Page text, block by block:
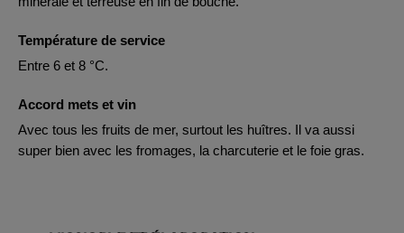
Température de service
Entre 6 et 8 °C.
Accord mets et vin
Avec tous les fruits de mer, surtout les huîtres. Il va aussi
super bien avec les fromages, la charcuterie et le foie gras.